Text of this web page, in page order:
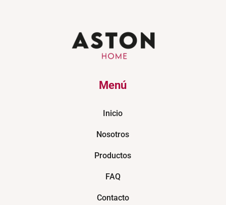
Menú
Inicio
Nosotros
Productos
FAQ
Contacto